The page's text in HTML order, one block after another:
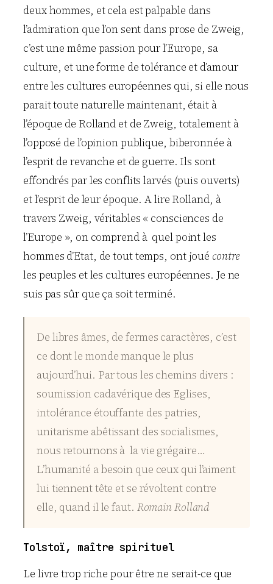
deux hommes, et cela est palpable dans
l’admiration que l’on sent dans prose de Zweig,
c’est une même passion pour l’Europe, sa
culture, et une forme de tolérance et d’amour
entre les cultures européennes qui, si elle nous
parait toute naturelle maintenant, était à
l’époque de Rolland et de Zweig, totalement à
l’opposé de l’opinion publique, biberonnée à
l’esprit de revanche et de guerre. Ils sont
effondrés par les conflits larvés (puis ouverts)
et l’esprit de leur époque. A lire Rolland, à
travers Zweig, véritables « consciences de
l’Europe », on comprend à quel point les
hommes d’Etat, de tout temps, ont joué contre
les peuples et les cultures européennes. Je ne
suis pas sûr que ça soit terminé.
De libres âmes, de fermes caractères, c’est
ce dont le monde manque le plus
aujourd’hui. Par tous les chemins divers :
soumission cadavérique des Eglises,
intolérance étouffante des patries,
unitarisme abêtissant des socialismes,
nous retournons à la vie grégaire…
L’humanité a besoin que ceux qui l’aiment
lui tiennent tête et se révoltent contre
elle, quand il le faut. Romain Rolland
Tolstoï, maître spirituel
Le livre trop riche pour être ne serait-ce que